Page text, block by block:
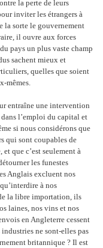
la perte de leurs
inviter les étrangers à
la sorte le gouvernement
il ouvre aux forces
pays un plus vaste champ
sachent mieux et
quelles que soient
mêmes.
entraîne une intervention
l’emploi du capital et
si nous considérons que
qui sont coupables de
que c’est seulement à
les funestes
Anglais excluent nos
à nos
la libre importation, ils
laines, nos vins et nos
en Angleterre cessent
ne sont-elles pas
britannique ? Il est